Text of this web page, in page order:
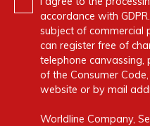
accordance with
subject of commercial
can register free of
telephone
of the Consumer
website or by mail
Worldline Company,